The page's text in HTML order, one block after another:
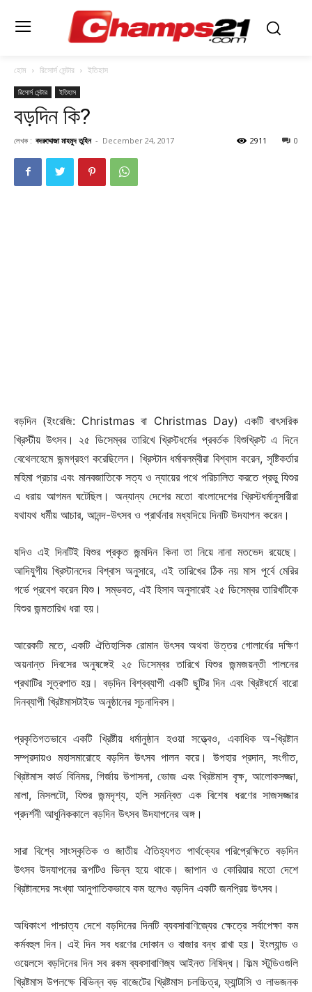
হোম রিসোর্স সেন্টার ইতিহাস
রিসোর্স সেন্টার ইতিহাস
বড়দিন কি?
লেখক : বদরুদ্দোজা মাহমুদ তুহিন - December 24, 2017 0
2911
বড়দিন (ইংরেজি: Christmas বা Christmas Day) একটি বাৎসরিক
খ্রিস্টীয় উৎসব। ২৫ ডিসেম্বর তারিখে খ্রিস্টধর্মের প্রবর্তক যিশুখ্রিস্ট এ দিনে
বেথেলহেমে জন্মগ্রহণ করেছিলেন। খ্রিস্টান ধর্মাবলম্বীরা বিশ্বাস করেন, সৃষ্টিকর্তার
মহিমা প্রচার এবং মানবজাতিকে সত্য ও ন্যায়ের পথে পরিচালিত করতে প্রভু যিশুর
এ ধরায় আগমন ঘটেছিল। অন্যান্য দেশের মতো বাংলাদেশের খ্রিস্টধর্মানুসারীরা
যথাযথ ধর্মীয় আচার, আনন্দ-উৎসব ও প্রার্থনার মধ্যদিয়ে দিনটি উদযাপন করেন।
যদিও এই দিনটিই যিশুর প্রকৃত জন্মদিন কিনা তা নিয়ে নানা মতভেদ রয়েছে।
আদিযুগীয় খ্রিস্টানদের বিশ্বাস অনুসারে, এই তারিখের ঠিক নয় মাস পূর্বে মেরির
গর্ভে প্রবেশ করেন যিশু। সম্ভবত, এই হিসাব অনুসারেই ২৫ ডিসেম্বর তারিখটিকে
যিশুর জন্মতারিখ ধরা হয়।
আরেকটি মতে, একটি ঐতিহাসিক রোমান উৎসব অথবা উত্তর গোলার্ধের দক্ষিণ
অয়নান্ত দিবসের অনুষঙ্গেই ২৫ ডিসেম্বর তারিখে যিশুর জন্মজয়ন্তী পালনের
প্রথাটির সূত্রপাত হয়। বড়দিন বিশ্বব্যাপী একটি ছুটির দিন এবং খ্রিষ্টধর্মে বারো
দিনব্যাপী খ্রিষ্টমাসটাইড অনুষ্ঠানের সূচনাদিবস।
প্রকৃতিগতভাবে একটি খ্রিষ্টীয় ধর্মানুষ্ঠান হওয়া সত্ত্বেও, একাধিক অ-খ্রিষ্টান
সম্প্রদায়ও মহাসমারোহে বড়দিন উৎসব পালন করে। উপহার প্রদান, সংগীত,
খ্রিষ্টমাস কার্ড বিনিময়, গির্জায় উপাসনা, ভোজ এবং খ্রিষ্টমাস বৃক্ষ, আলোকসজ্জা,
মালা, মিসলটো, যিশুর জন্মদৃশ্য, হলি সমন্বিত এক বিশেষ ধরণের সাজসজ্জার
প্রদর্শনী আধুনিককালে বড়দিন উৎসব উদযাপনের অঙ্গ।
সারা বিশ্বে সাংস্কৃতিক ও জাতীয় ঐতিহ্যগত পার্থক্যের পরিপ্রেক্ষিতে বড়দিন
উৎসব উদযাপনের রূপটিও ভিন্ন হয়ে থাকে। জাপান ও কোরিয়ার মতো দেশে
খ্রিষ্টানদের সংখ্যা আনুপাতিকভাবে কম হলেও বড়দিন একটি জনপ্রিয় উৎসব।
অধিকাংশ পাশ্চাত্য দেশে বড়দিনের দিনটি ব্যবসাবাণিজ্যের ক্ষেত্রে সর্বাপেক্ষা কম
কর্মবহুল দিন। এই দিন সব ধরণের দোকান ও বাজার বন্ধ রাখা হয়। ইংল্যান্ড ও
ওয়েলসে বড়দিনের দিন সব রকম ব্যবসাবাণিজ্য আইনত নিষিদ্ধ। ফিল্ম স্টুডিওগুলি
খ্রিষ্টমাস উপলক্ষে বিভিন্ন বড় বাজেটের খ্রিষ্টমাস চলচ্চিত্র, ফ্যান্টাসি ও লাভজনক